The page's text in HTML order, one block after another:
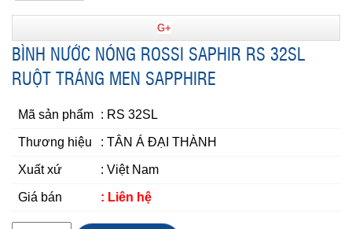
G+
BÌNH NƯỚC NÓNG ROSSI SAPHIR RS 32SL
RUỘT TRÁNG MEN SAPPHIRE
Mã sản phẩm : RS 32SL
Thương hiệu : TÂN Á ĐẠI THÀNH
Xuất xứ : Việt Nam
Giá bán : Liên hệ